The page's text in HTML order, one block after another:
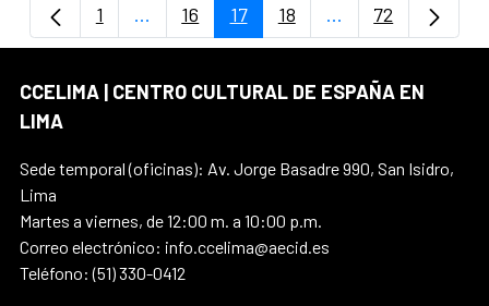
Página
1 ...Páginas intermedias Use TAB para
Página
16 Página
17 Página
18 ...PáginasPágina
72
CCELIMA | CENTRO CULTURAL DE ESPAÑA EN
LIMA
Sede temporal (oficinas): Av. Jorge Basadre 990, San Isidro,
Lima
Martes a viernes, de 12:00 m. a 10:00 p.m.
Correo electrónico: info.ccelima@aecid.es
Teléfono: (51) 330-0412